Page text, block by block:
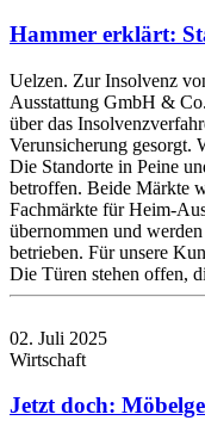
Hammer erklärt:
Uelzen. Zur Insolvenz
Ausstattung GmbH &
über das
Verunsicherung gesorgt.
Die Standorte in Peine
betroffen. Beide Märkte
Fachmärkte für Heim-
übernommen und
betrieben. Für unsere
Die Türen stehen offen,
02. Juli 2025
Wirtschaft
Jetzt doch: